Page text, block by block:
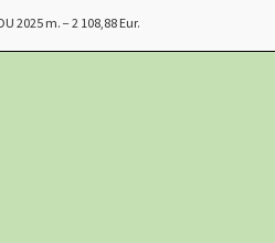
m. − 2 108,88 Eur.